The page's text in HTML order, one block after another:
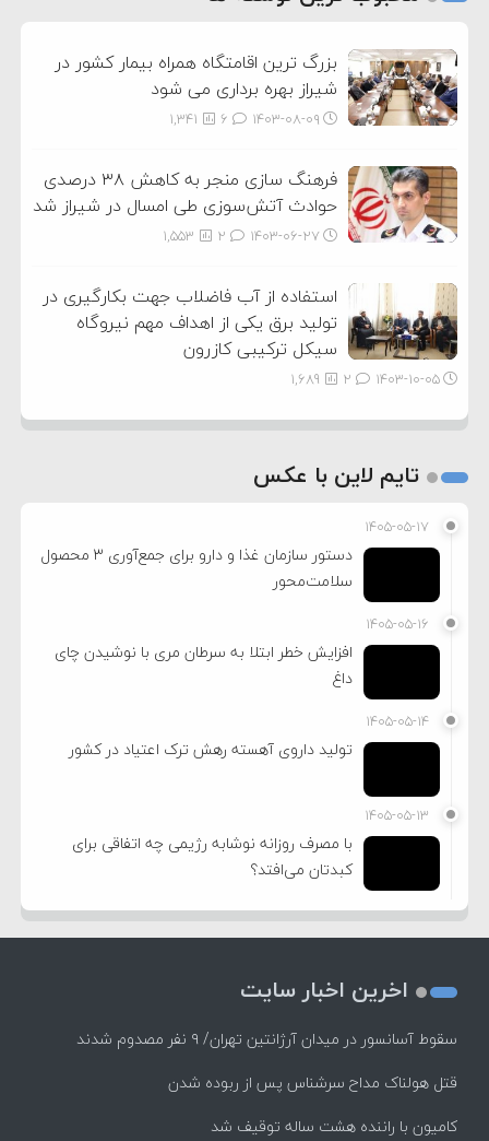
بزرگ ترین اقامتگاه همراه بیمار کشور در
شیراز بهره برداری می شود
۱۴۰۳-۰۸-۰۹ 1,341
فرهنگ سازی منجر به کاهش ۳۸ درصدی
حوادث آتش‌سوزی طی امسال در شیراز شد
۱۴۰۳-۰۶-۲۷ 1,553
استفاده از آب فاضلاب جهت بکارگیری در
تولید برق یکی از اهداف مهم نیروگاه
سیکل ترکیبی کازرون
۱۴۰۳-۱۰-۰۵ 1,689
تایم لاین با عکس
۱۴۰۵-۰۵-۱۷
دستور سازمان غذا و دارو برای جمع‌آوری ۳ محصول
سلامت‌محور
۱۴۰۵-۰۵-۱۶
افزایش خطر ابتلا به سرطان مری با نوشیدن چای
داغ
۱۴۰۵-۰۵-۱۴
تولید داروی آهسته رهش ترک اعتیاد در کشور
۱۴۰۵-۰۵-۱۳
با مصرف روزانه نوشابه رژیمی چه اتفاقی برای
کبدتان می‌افتد؟
اخرین اخبار سایت
سقوط آسانسور در میدان آرژانتین تهران/ ۹ نفر مصدوم شدند
قتل هولناک مداح سرشناس پس از ربوده شدن
کامیون با راننده هشت ساله توقیف شد